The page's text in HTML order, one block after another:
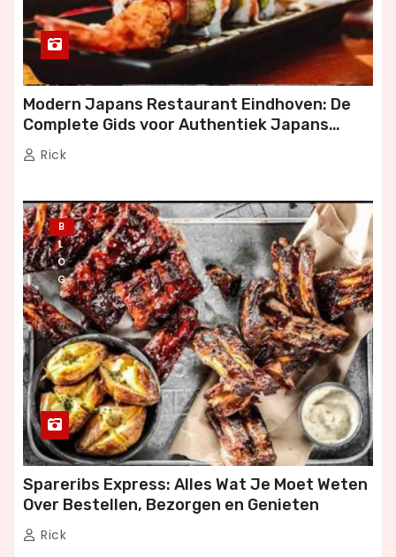
Modern Japans Restaurant Eindhoven: De
Complete Gids voor Authentiek Japans
Dineren
Rick
B
L
O
G
Spareribs Express: Alles Wat Je Moet Weten
Over Bestellen, Bezorgen en Genieten
Rick